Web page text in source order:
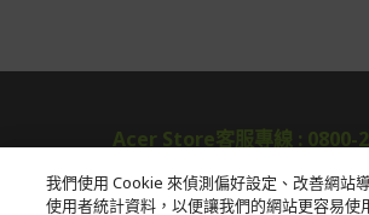
Acer Store客服專線 : 0800-
我們使用 Cookie 來偵測偏好設定、改善網站
使用者統計資料，以便讓我們的網站更容易使